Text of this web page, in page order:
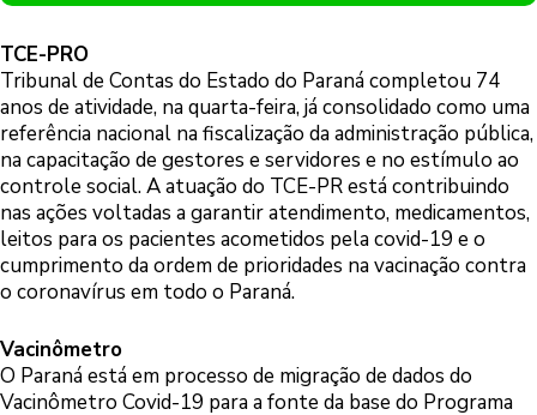
TCE-PRO
Tribunal de Contas do Estado do Paraná completou 74
anos de atividade, na quarta-feira, já consolidado como uma
referência nacional na fiscalização da administração pública,
na capacitação de gestores e servidores e no estímulo ao
controle social. A atuação do TCE-PR está contribuindo
nas ações voltadas a garantir atendimento, medicamentos,
leitos para os pacientes acometidos pela covid-19 e o
cumprimento da ordem de prioridades na vacinação contra
o coronavírus em todo o Paraná.
Vacinômetro
O Paraná está em processo de migração de dados do
Vacinômetro Covid-19 para a fonte da base do Programa